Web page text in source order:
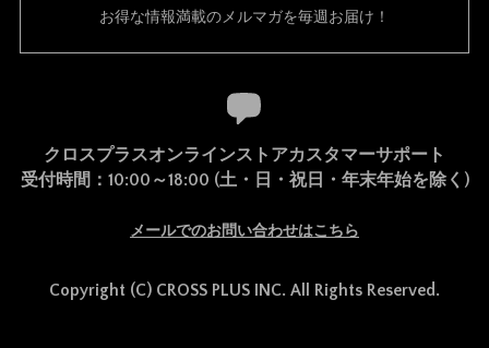
お得な情報満載のメルマガを毎週お届け！
クロスプラスオンラインストアカスタマーサポート
受付時間：10:00～18:00 (土・日・祝日・年末年始を除く)
メールでのお問い合わせはこちら
Copyright (C) CROSS PLUS INC. All Rights Reserved.